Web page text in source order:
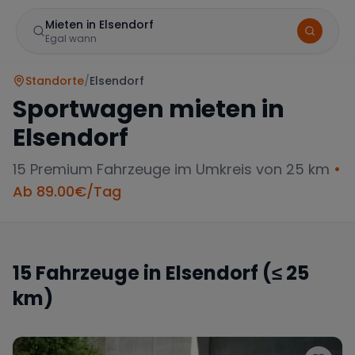
Mieten in Elsendorf
Egal wann
Standorte/Elsendorf
Sportwagen mieten in
Elsendorf
15 Premium Fahrzeuge im Umkreis von 25 km •
Ab 89.00€/Tag
15 Fahrzeuge in Elsendorf (≤ 25
km)